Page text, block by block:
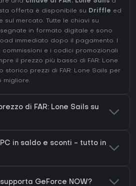
offerta è disponibile su Driffle ed
sul mercato. Tutte le chiavi su
in formato digitale e sono
immediato dopo il pagamento. I
e i codici promozionali
il prezzo più basso di FAR: Lone
storico prezzi di FAR: Lone Sails per
migliore.
di FAR: Lone Sails su
PC in saldo e sconti - tutto in
supporta GeForce NOW?